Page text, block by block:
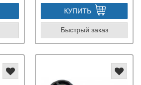
КУПИТЬ
Быстрый заказ